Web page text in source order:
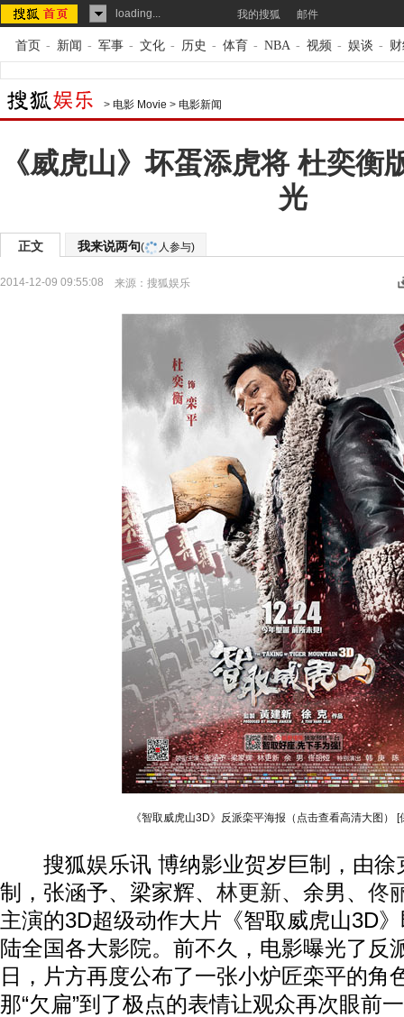
loading... 我的搜狐 邮件
首页 - 新闻 - 军事 - 文化 - 历史 - 体育 - NBA - 视频 - 娱谈 -
> 电影 Movie > 电影新闻
《威虎山》坏蛋添虎将 杜奕衡
光
正文 我来说两句( 人参与)
2014-12-09 09:55:08 来源： 搜狐娱乐
《智取威虎山3D》反派栾平海报（点击查看高清大图） [
搜狐娱乐讯 博纳影业贺岁巨制，由徐
制，张涵予、梁家辉、 林更新、余男、 佟
主演的3D超级动作大片《智取威虎山3D
陆全国各大影院。前不久，电影曝光了反
日，片方再度公布了一张小炉匠栾平的角
那“欠扁”到了极点的表情让观众再次眼前